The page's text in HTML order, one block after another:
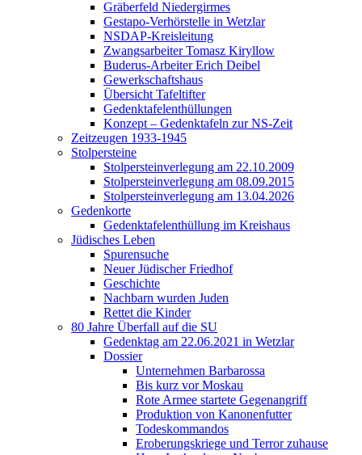
Gräberfeld Niedergirmes
Gestapo-Verhörstelle in Wetzlar
NSDAP-Kreisleitung
Zwangsarbeiter Tomasz Kiryllow
Buderus-Arbeiter Erich Deibel
Gewerkschaftshaus
Übersicht Tafeltifter
Gedenktafelenthüllungen
Konzept – Gedenktafeln zur NS-Zeit
Zeitzeugen 1933-1945
Stolpersteine
Stolpersteinverlegung am 22.10.2009
Stolpersteinverlegung am 08.09.2015
Stolpersteinverlegung am 13.04.2026
Gedenkorte
Gedenktafelenthüllung im Kreishaus
Jüdisches Leben
Spurensuche
Neuer Jüdischer Friedhof
Geschichte
Nachbarn wurden Juden
Rettet die Kinder
80 Jahre Überfall auf die SU
Gedenktag am 22.06.2021 in Wetzlar
Dossier
Unternehmen Barbarossa
Bis kurz vor Moskau
Rote Armee startete Gegenangriff
Produktion von Kanonenfutter
Todeskommandos
Eroberungskriege und Terror zuhause